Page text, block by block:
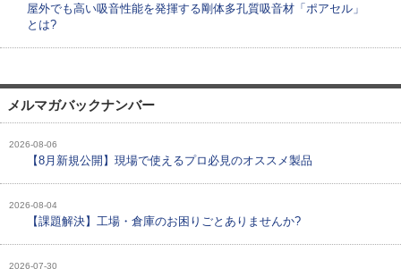
屋外でも高い吸音性能を発揮する剛体多孔質吸音材「ポアセル」
とは?
メルマガバックナンバー
2026-08-06
【8月新規公開】現場で使えるプロ必見のオススメ製品
2026-08-04
【課題解決】工場・倉庫のお困りごとありませんか?
2026-07-30